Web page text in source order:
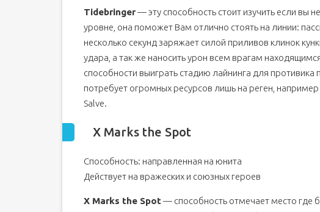
Tidebringer— эту способность стоит изучить если вы
уровне, она поможет Вам отлично стоять на линии:
несколько секунд заряжает силой приливов клинок
удара, а так же наносить урон всем врагам
способности выиграть стадию лайнинга для
потребует огромных ресурсов лишь на реген,
Salve.
X Marks the Spot
Способность: направленная на юнита
Действует на вражеских и союзных героев
X Marks the Spot — способность отмечает место где